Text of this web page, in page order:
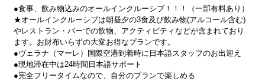
●食事、飲み物込みのオールインクルーシブ！！！（一部有料あり）
★オールインクルーシブは朝昼夕の3食及び飲み物(アルコール含む)
やレストラン・バーでの飲物、アクティビティなどが含まれており
ます。お財布いらずの大変お得なプランです。
●ヴェラナ（マーレ）国際空港到着時に日本語スタッフのお出迎え
●現地滞在中は24時間日本語サポート
●完全フリータイムなので、自分のプランで楽しめる